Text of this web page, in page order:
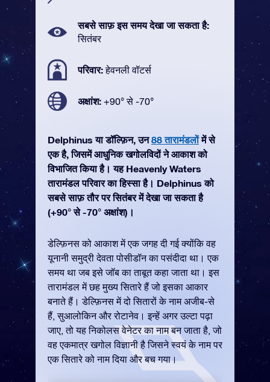
सबसे साफ़ इस समय देखा जा सकता है:
सितंबर
परिवार:हेवनली वॉटर्स
अक्षांश: +90° से -70°
Delphinus या डॉल्फ़िन, उन88 तारामंडलोंमें से
एक है, जिसमें आधुनिक खगोलविदों ने आकाश को
विभाजित किया है। यह Heavenly Waters
तारामंडल परिवार का हिस्सा है। Delphinus को
सबसे साफ़ तौर पर सितंबर में देखा जा सकता है
(+90° से -70° अक्षांश)।
डेल्फ़िनस को आकाश में एक जगह दी गई क्योंकि वह
यूनानी समुद्री देवता पोसीडॉन का पसंदीदा था। एक
समय था जब इसे जॉब का ताबूत कहा जाता था। इस
तारामंडल में छह मुख्य सितारे हैं जो इसका आकार
बनाते हैं। डेल्फ़िनस में दो सितारों के नाम अजीब-से
हैं, सुआलोकिन और रोटानेव। इन्हें अगर उल्टा पढ़ा
जाए, तो यह निकोलस वेनेटर का नाम बन जाता है, जो
वह एकमात्र खगोल विज्ञानी है जिसने स्वयं के नाम पर
एक सितारे को नाम दिया और बच गया।